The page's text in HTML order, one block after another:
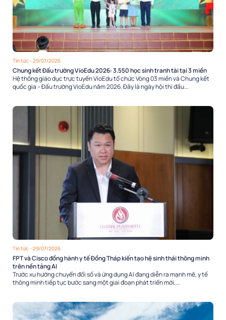
Tin tức - 29/07/2026
Chung kết Đấu trường VioEdu 2026: 3.550 học sinh tranh tài tại 3 miền
Hệ thống giáo dục trực tuyến VioEdu tổ chức Vòng 03 miền và Chung kết
quốc gia – Đấu trường VioEdu năm 2026. Đây là ngày hội thi đấu...
Tin tức - 29/07/2026
FPT và Cisco đồng hành y tế Đồng Tháp kiến tạo hệ sinh thái thông minh
trên nền tảng AI
Trước xu hướng chuyển đổi số và ứng dụng AI đang diễn ra mạnh mẽ, y tế
thông minh tiếp tục bước sang một giai đoạn phát triển mới,...